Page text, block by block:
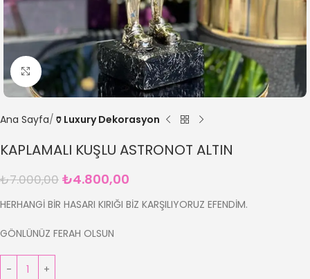
Büyütmek için tıklayın
Ana Sayfa 🏺Luxury Dekorasyon
KAPLAMALI KUŞLU ASTRONOT ALTIN
₺7.000,00 ₺4.800,00
HERHANGİ BİR HASARI KIRIĞI BİZ KARŞILIYORUZ EFENDİM.
GÖNLÜNÜZ FERAH OLSUN